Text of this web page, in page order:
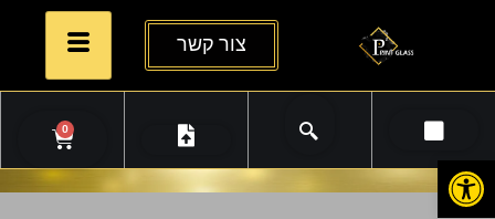
צור קשר
0
פתח סרגל נגישות